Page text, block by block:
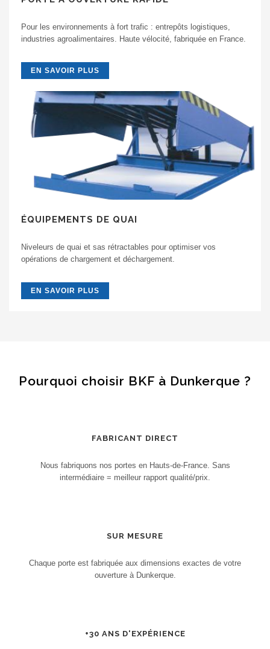
Pour les environnements à fort trafic : entrepôts logistiques,
industries agroalimentaires. Haute vélocité, fabriquée en France.
EN SAVOIR PLUS
ÉQUIPEMENTS DE QUAI
Niveleurs de quai et sas rétractables pour optimiser vos
opérations de chargement et déchargement.
EN SAVOIR PLUS
Pourquoi choisir BKF à Dunkerque ?
FABRICANT DIRECT
Nous fabriquons nos portes en Hauts-de-France. Sans
intermédiaire = meilleur rapport qualité/prix.
SUR MESURE
Chaque porte est fabriquée aux dimensions exactes de votre
ouverture à Dunkerque.
+30 ANS D'EXPÉRIENCE